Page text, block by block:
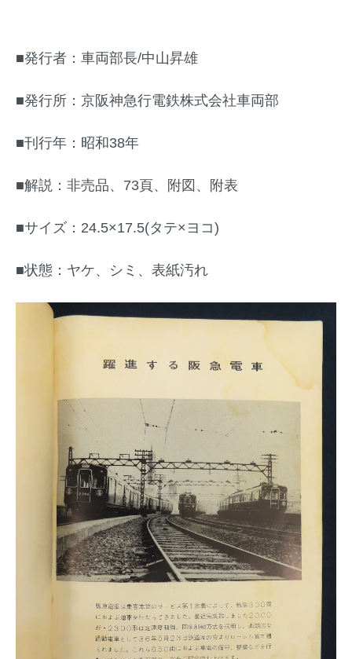
■発行者：車両部長/中山昇雄
■発行所：京阪神急行電鉄株式会社車両部
■刊行年：昭和38年
■解説：非売品、73頁、附図、附表
■サイズ：24.5×17.5(タテ×ヨコ)
■状態：ヤケ、シミ、表紙汚れ